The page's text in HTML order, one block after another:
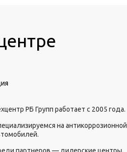
РБ Групп работает с 2005 года.
на